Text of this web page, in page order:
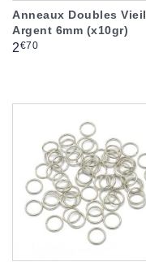
Anneaux Doubles Vieil
Argent 6mm (x10gr)
Prix
2€70